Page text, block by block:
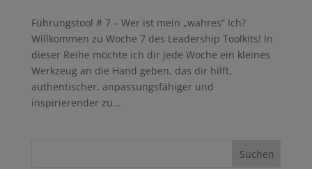
Führungstool # 7 – Wer ist mein „wahres“ Ich?
Willkommen zu Woche 7 des Leadership Toolkits! In
dieser Reihe möchte ich dir jede Woche ein kleines
Werkzeug an die Hand geben, das dir hilft,
authentischer, anpassungsfähiger und
inspirierender zu...